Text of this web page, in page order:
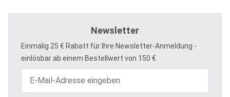
Newsletter
Einmalig 25 € Rabatt für Ihre Newsletter-Anmeldung -
einlösbar ab einem Bestellwert von 150 €